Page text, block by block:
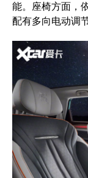
能。座椅方面，
配有多向电动调